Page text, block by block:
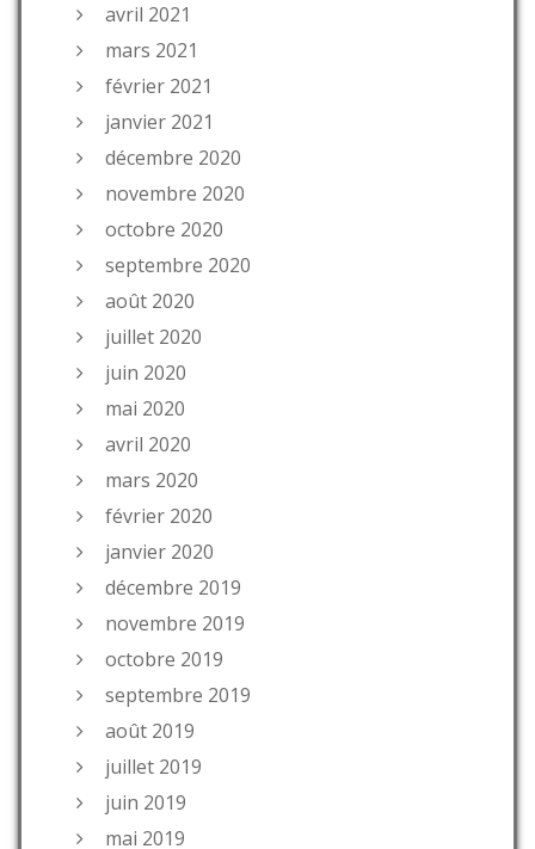
avril 2021
mars 2021
février 2021
janvier 2021
décembre 2020
novembre 2020
octobre 2020
septembre 2020
août 2020
juillet 2020
juin 2020
mai 2020
avril 2020
mars 2020
février 2020
janvier 2020
décembre 2019
novembre 2019
octobre 2019
septembre 2019
août 2019
juillet 2019
juin 2019
mai 2019